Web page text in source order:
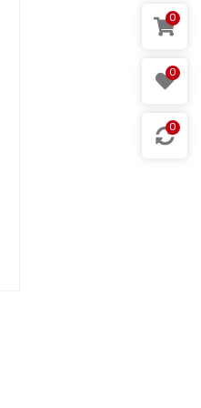
0
0
0